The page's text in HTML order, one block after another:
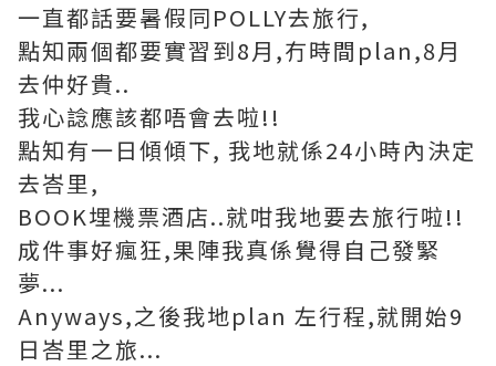
一直都話要暑假同POLLY去旅行,
點知兩個都要實習到8月,冇時間plan,8月
去仲好貴..
我心諗應該都唔會去啦!!
點知有一日傾傾下, 我地就係24小時內決定
去峇里,
BOOK埋機票酒店..就咁我地要去旅行啦!!
成件事好瘋狂,果陣我真係覺得自己發緊
夢...
Anyways,之後我地plan 左行程,就開始9
日峇里之旅...